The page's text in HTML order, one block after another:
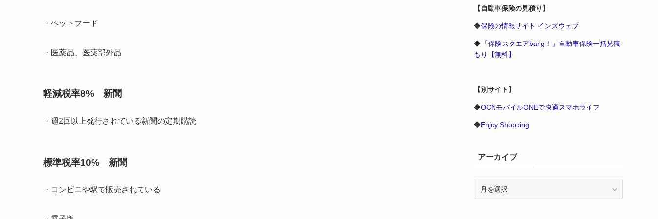
・ペットフード
・医薬品、医薬部外品
軽減税率8% 新聞
・週2回以上発行されている新聞の定期購読
標準税率10% 新聞
・コンビニや駅で販売されている
【自動車保険の見積り】
◆保険の情報サイト インズウェブ
◆ 「保険スクエアbang！」自動車保険一括見積
もり【無料】
【別サイト】
◆OCNモバイルONEで快適スマホライフ
◆Enjoy Shopping
アーカイブ